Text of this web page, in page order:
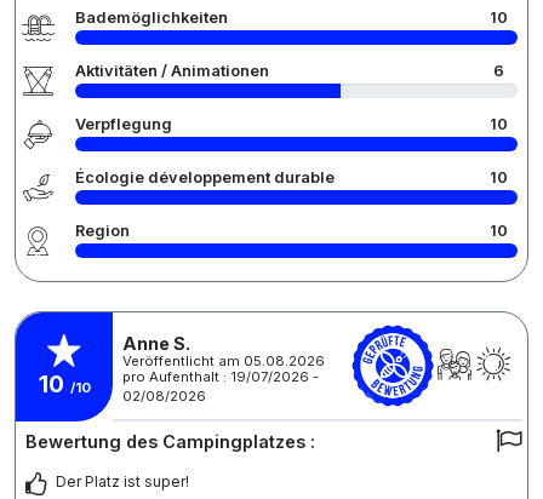
Bademöglichkeiten 10
Aktivitäten / Animationen 6
Verpflegung 10
Écologie développement durable 10
Region 10
10 /10
Anne S.
Veröffentlicht am 05.08.2026
pro Aufenthalt : 19/07/2026 -
02/08/2026
Bewertung des Campingplatzes :
Der Platz ist super!